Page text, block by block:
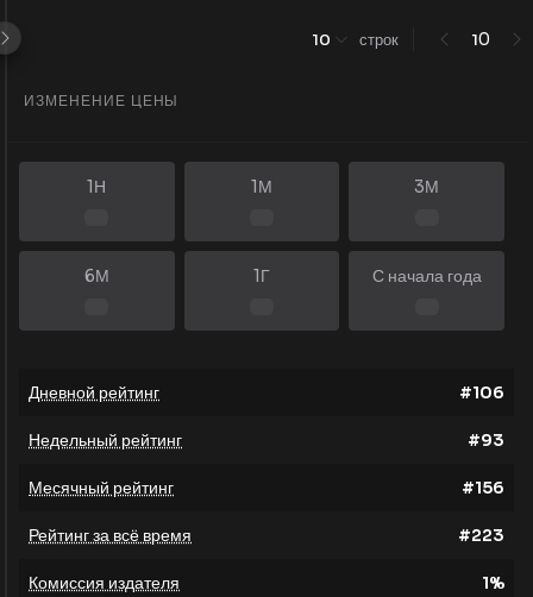
10 строк 10
ИЗМЕНЕНИЕ ЦЕНЫ
1Н 1М 3М
6М 1Г С начала года
Дневной рейтинг #106
Недельный рейтинг #93
Месячный рейтинг #156
Рейтинг за всё время #223
Комиссия издателя 1%